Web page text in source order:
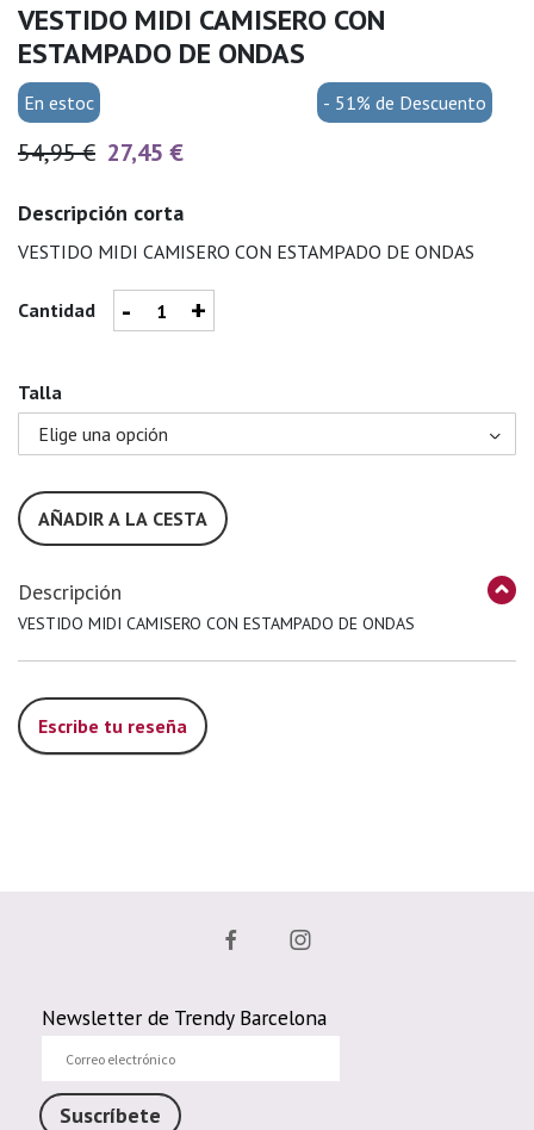
VESTIDO MIDI CAMISERO CON
ESTAMPADO DE ONDAS
En estoc - 51% de Descuento
54,95 € 27,45 €
Descripción corta
VESTIDO MIDI CAMISERO CON ESTAMPADO DE ONDAS
Cantidad - +
Talla
AÑADIR A LA CESTA
Descripción
VESTIDO MIDI CAMISERO CON ESTAMPADO DE ONDAS
Escribe tu reseña
Newsletter de Trendy Barcelona
electrónico
Suscríbete